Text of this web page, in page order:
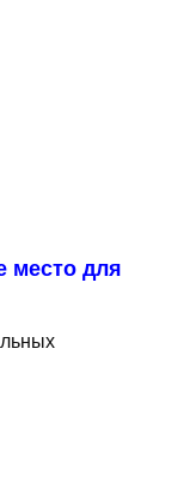
место для